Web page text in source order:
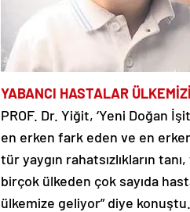
YABANCI HASTALAR
PROF. Dr. Yiğit, ‘Yeni Doğan
en erken fark eden ve en
tür yaygın rahatsızlıkların
birçok ülkeden çok sayıda
ülkemize geliyor” diye konuştu.